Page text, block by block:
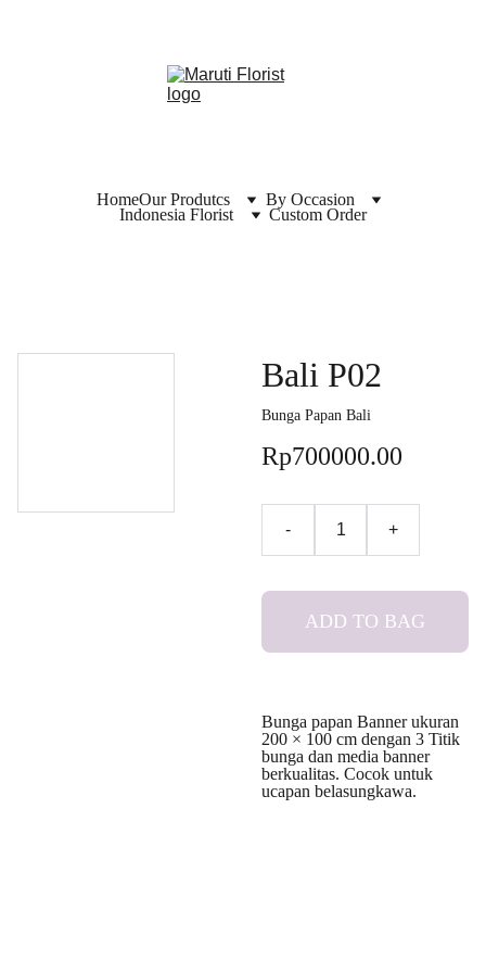
HomeOur Produtcs
By Occasion
Indonesia Florist
Custom Order
Bali P02
Bunga Papan Bali
Rp700000.00
- +
ADD TO BAG
Bunga papan Banner ukuran
200 × 100 cm dengan 3 Titik
bunga dan media banner
berkualitas. Cocok untuk
ucapan belasungkawa.